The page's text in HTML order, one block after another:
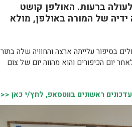
ברעות. האולפן קושט
של המורה באולפן, מולא
והיא שיתפה את העולים בסיפור עלייתה ארצה והחוויה שלה בתור
חגגה את החג בילדותה באתיופיה. החג חל 50 יום לאחר יום הכיפורים והוא מהווה יום של צום
ראשונים בווטסאפ, לחץ/י כאן <<